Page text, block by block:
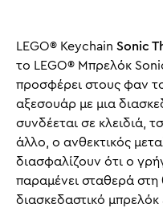
LEGO® Keychain Sonic
το LEGO® Μπρελόκ
προσφέρει στους φαν
αξεσουάρ με μια
συνδέεται σε κλειδιά,
άλλο, ο ανθεκτικός
διασφαλίζουν ότι ο
παραμένει σταθερά
διασκεδαστικό μπρελόκ